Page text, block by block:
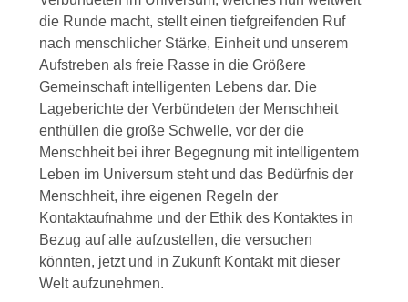
die Runde macht, stellt einen tiefgreifenden Ruf
nach menschlicher Stärke, Einheit und unserem
Aufstreben als freie Rasse in die Größere
Gemeinschaft intelligenten Lebens dar. Die
Lageberichte der Verbündeten der Menschheit
enthüllen die große Schwelle, vor der die
Menschheit bei ihrer Begegnung mit intelligentem
Leben im Universum steht und das Bedürfnis der
Menschheit, ihre eigenen Regeln der
Kontaktaufnahme und der Ethik des Kontaktes in
Bezug auf alle aufzustellen, die versuchen
könnten, jetzt und in Zukunft Kontakt mit dieser
Welt aufzunehmen.